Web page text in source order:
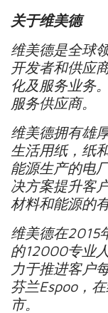
关于维美德
维美德是全球
开发者和供应
化及服务业务
服务供应商。
维美德拥有雄
生活用纸，纸
能源生产的电
决方案提升客
材料和能源的
维美德在2015
的12000专业
力于推进客户
芬兰Espoo，
市。